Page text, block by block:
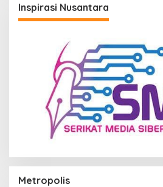
Inspirasi Nusantara
Metropolis